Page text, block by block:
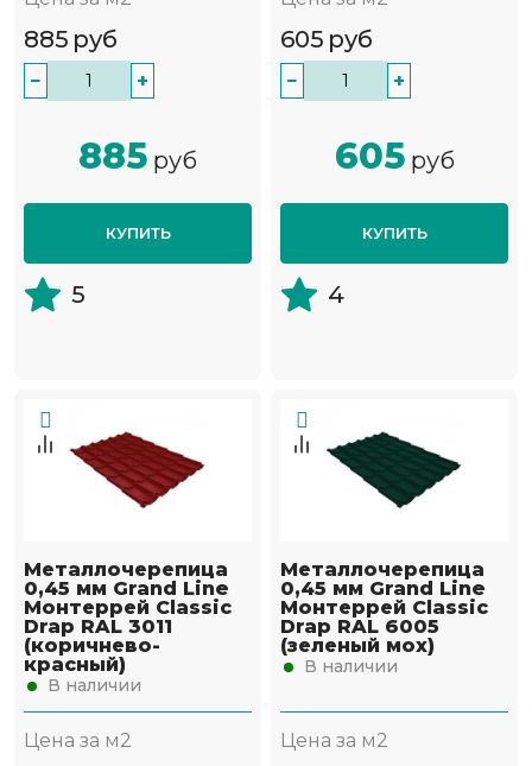
885 руб
− +
885 руб
КУПИТЬ
5
605 руб
− +
605руб
КУПИТЬ
4
Металлочерепица
0,45 мм Grand Line
Монтеррей Classic
Drap RAL 3011
(коричнево-
красный)
В наличии
Цена за м2
Металлочерепица
0,45 мм Grand Line
Монтеррей Classic
Drap RAL 6005
(зеленый мох)
В наличии
Цена за м2